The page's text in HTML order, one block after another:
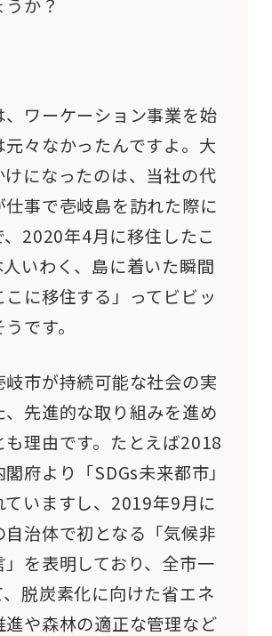
か？
、ワーケーション事業を始
元々なかったんですよ。大
けになったのは、当社の代
仕事で壱岐島を訪れた際に
、2020年4月に移住したこ
人いわく、島に着いた瞬間
こに移住する」ってビビッ
です。
岐市が持続可能な社会の実
、先進的な取り組みを進め
も理由です。たとえば2018
府より「SDGs未来都市」
ていますし、2019年9月に
自治体で初となる「気候非
」を表明しており、全市一
脱炭素化に向けた省エネ
進や森林の適正な管理など